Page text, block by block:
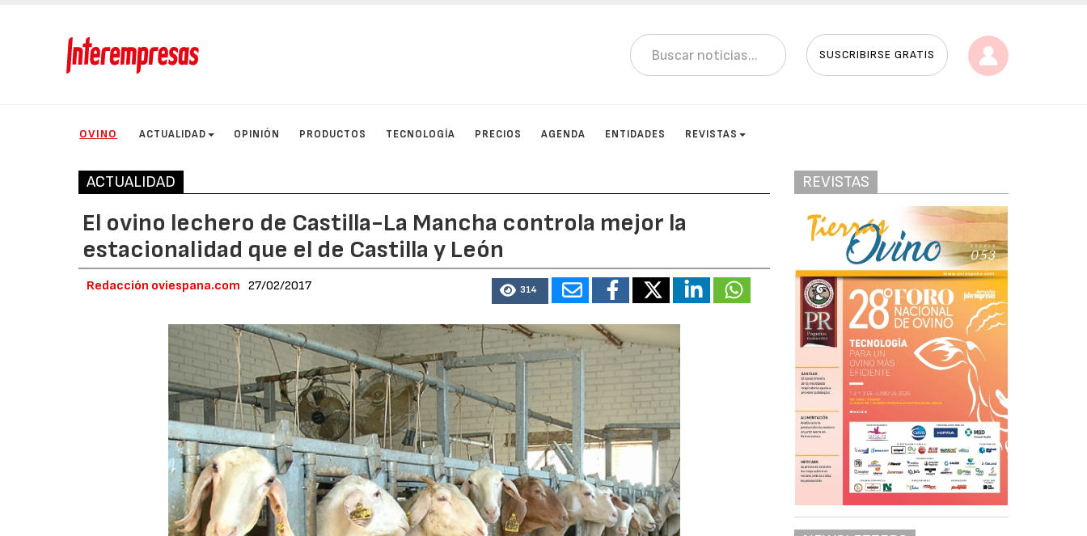
SUSCRIBIRSE GRATIS
OVINO ACTUALIDAD OPINIÓN PRODUCTOS TECNOLOGÍA PRECIOS AGENDA ENTIDADES REVISTAS
ACTUALIDAD
El ovino lechero de Castilla-La Mancha controla mejor la
estacionalidad que el de Castilla y León
Redacción oviespana.com 27/02/2017 314
REVISTAS